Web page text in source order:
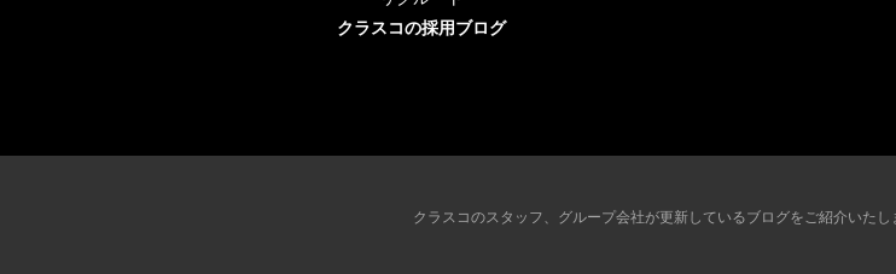
クラスコの採用ブログ
クラスコのスタッフ、グループ会社が更新しているブログをご紹介いた